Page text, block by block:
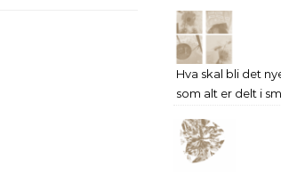
Hva skal bli det
som alt er delt i